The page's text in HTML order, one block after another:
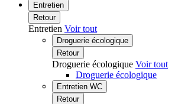
Entretien
Retour
Entretien Voir tout
Droguerie écologique
Retour
Droguerie écologique Voir tout
Droguerie écologique
Entretien WC
Retour